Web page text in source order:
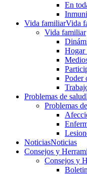
En
Vida familiarVida
Vida familiar
Hogar
Poder
Problemas de salud
Problemas
NoticiasNoticias
Consejos y
Consejos y